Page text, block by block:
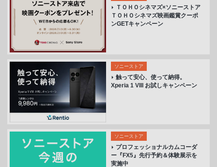
ＴＯＨＯシネマズ×ソニーストア
ＴＯＨＯシネマズ映画鑑賞クーポ
ンGETキャンペーン
ソニーストア
触って安心、使って納得。
Xperia 1 VIII お試しキャンペーン
ソニーストア
プロフェッショナルカムコーダ
ー『FX5』先行予約＆体験展示を
実施中